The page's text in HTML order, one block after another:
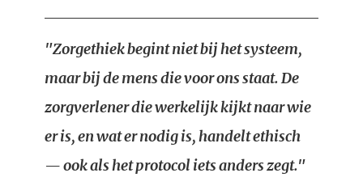
"Zorgethiek begint niet bij het systeem,
maar bij de mens die voor ons staat. De
zorgverlener die werkelijk kijkt naar wie
er is, en wat er nodig is, handelt ethisch
— ook als het protocol iets anders zegt."